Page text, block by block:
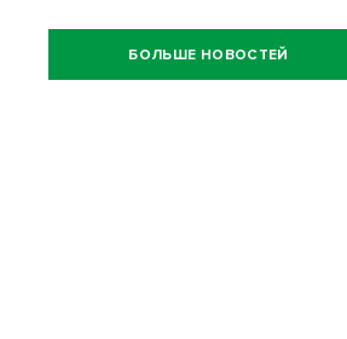
БОЛЬШЕ НОВОСТЕЙ